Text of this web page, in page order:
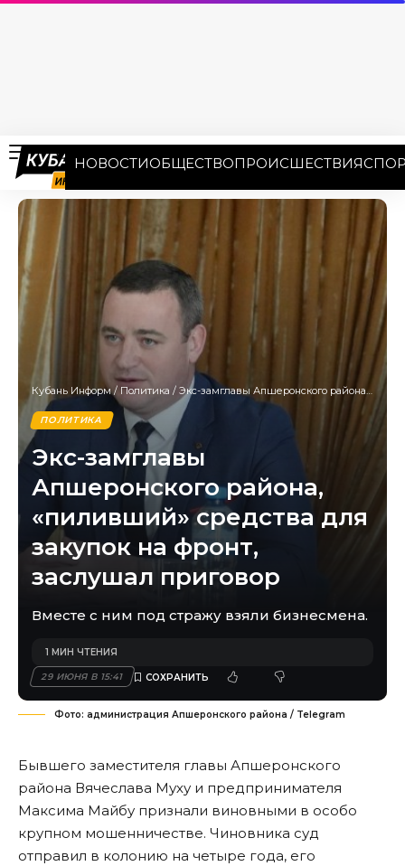
НОВОСТИОБЩЕСТВОПРОИСШЕСТВИЯ
Кубань Информ/ Политика / Экс-замглавы Апшеронского района, «пиливший» средства для закупок на фронт, заслушал приговор
ПОЛИТИКА
Экс-замглавы
Апшеронского района,
«пиливший» средства для
закупок на фронт,
заслушал приговор
Вместе с ним под стражу взяли бизнесмена.
29 ИЮНЯ В 15:41
1 МИН ЧТЕНИЯ
Фото: администрация Апшеронского района / Telegram
Бывшего заместителя главы Апшеронского
района Вячеслава Муху и предпринимателя
Максима Майбу признали виновными в особо
крупном мошенничестве. Чиновника суд
отправил в колонию на четыре года, его